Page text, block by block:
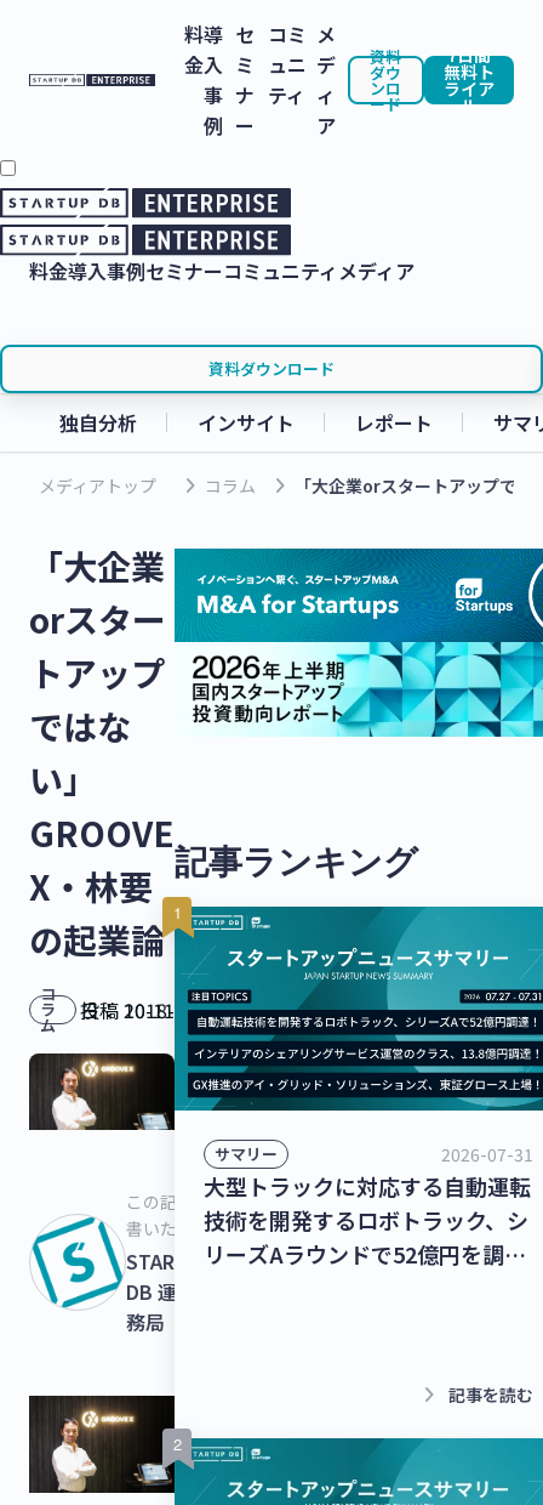
料
金
導
入
事
例
セ
ミ
ナ
ー
コミ
ュニ
ティ
メ
デ
ィ
ア
資料
ダウ
ンロ
ード
7日間
無料ト
ライア
ル
料金導入事例セミナーコミュニティ メディア
資料ダウンロード
独自分析 インサイト レポート サマ
メディアトップ keyboard_arrow_right コラム keyboard_arrow_right 「大企業orスタートアップで
「大企業
orスター
トアップ
ではな
い」
GROOVE
X・林要
の起業論
コ
ラ
ム
投稿日：2018-10-11
この記事を
書いた人
STARTUPS
DB 運営事
務局
記事ランキング
サマリー 2026-07-31
大型トラックに対応する自動運転
技術を開発するロボトラック、シ
リーズAラウンドで52億円を調
達！【最新スタートアップニュー
keyboard_arrow_right 記事を読む